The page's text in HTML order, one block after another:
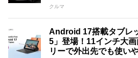
クルマ
Android 17搭載タブレ
5」登場！11インチ大
リーで外出先でも使い